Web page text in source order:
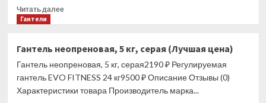
(Лучшая
Читать далееПрочитать
неразборная
гексагональная
VF-
Гантели
Гантель неопреновая, 5 кг, серая (Лучшая цена)
Гантель неопреновая, 5 кг, серая2190 ₽ Регулируемая
гантель EVO FITNESS 24 кг9500 ₽ Описание Отзывы (0)
Характеристики товара Производитель марка...